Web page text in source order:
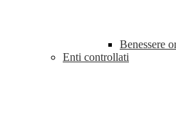
Benessere
Enti controllati